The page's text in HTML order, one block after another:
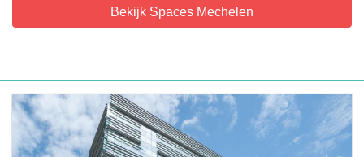
Bekijk Spaces Mechelen